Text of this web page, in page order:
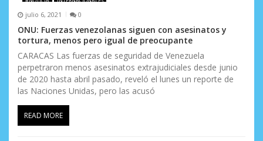
julio 6, 2021 0
ONU: Fuerzas venezolanas siguen con asesinatos y
tortura, menos pero igual de preocupante
CARACAS Las fuerzas de seguridad de Venezuela
perpetraron menos asesinatos extrajudiciales desde junio
de 2020 hasta abril pasado, reveló el lunes un reporte de
las Naciones Unidas, pero las acusó
READ MORE